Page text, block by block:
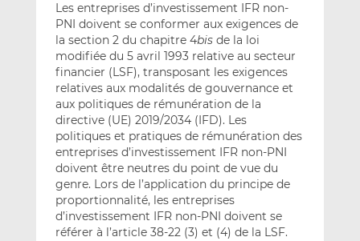
Les entreprises d’investissement IFR non-
PNI doivent se conformer aux exigences de
la section 2 du chapitre 4bisde la loi
modifiée du 5 avril 1993 relative au secteur
financier (LSF), transposant les exigences
relatives aux modalités de gouvernance et
aux politiques de rémunération de la
directive (UE) 2019/2034 (IFD). Les
politiques et pratiques de rémunération des
entreprises d’investissement IFR non-PNI
doivent être neutres du point de vue du
genre. Lors de l’application du principe de
proportionnalité, les entreprises
d’investissement IFR non-PNI doivent se
référer à l’article 38-22 (3) et (4) de la LSF.